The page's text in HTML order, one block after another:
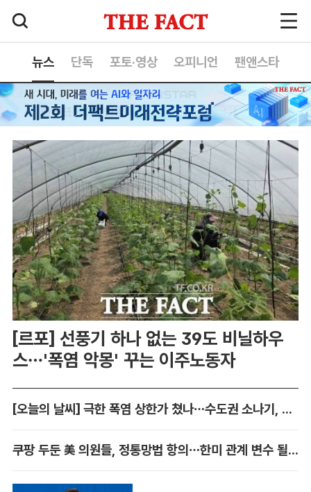
뉴스 단독 포토·영상 오피니언 팬앤스타
[르포] 선풍기 하나 없는 39도 비닐하우
스…'폭염 악몽' 꾸는 이주노동자
[오늘의 날씨] 극한 폭염 상한가 쳤나…수도권 소나기, 동해안에 폭우
쿠팡 두둔 美 의원들, 정통망법 항의…한미 관계 변수 될까